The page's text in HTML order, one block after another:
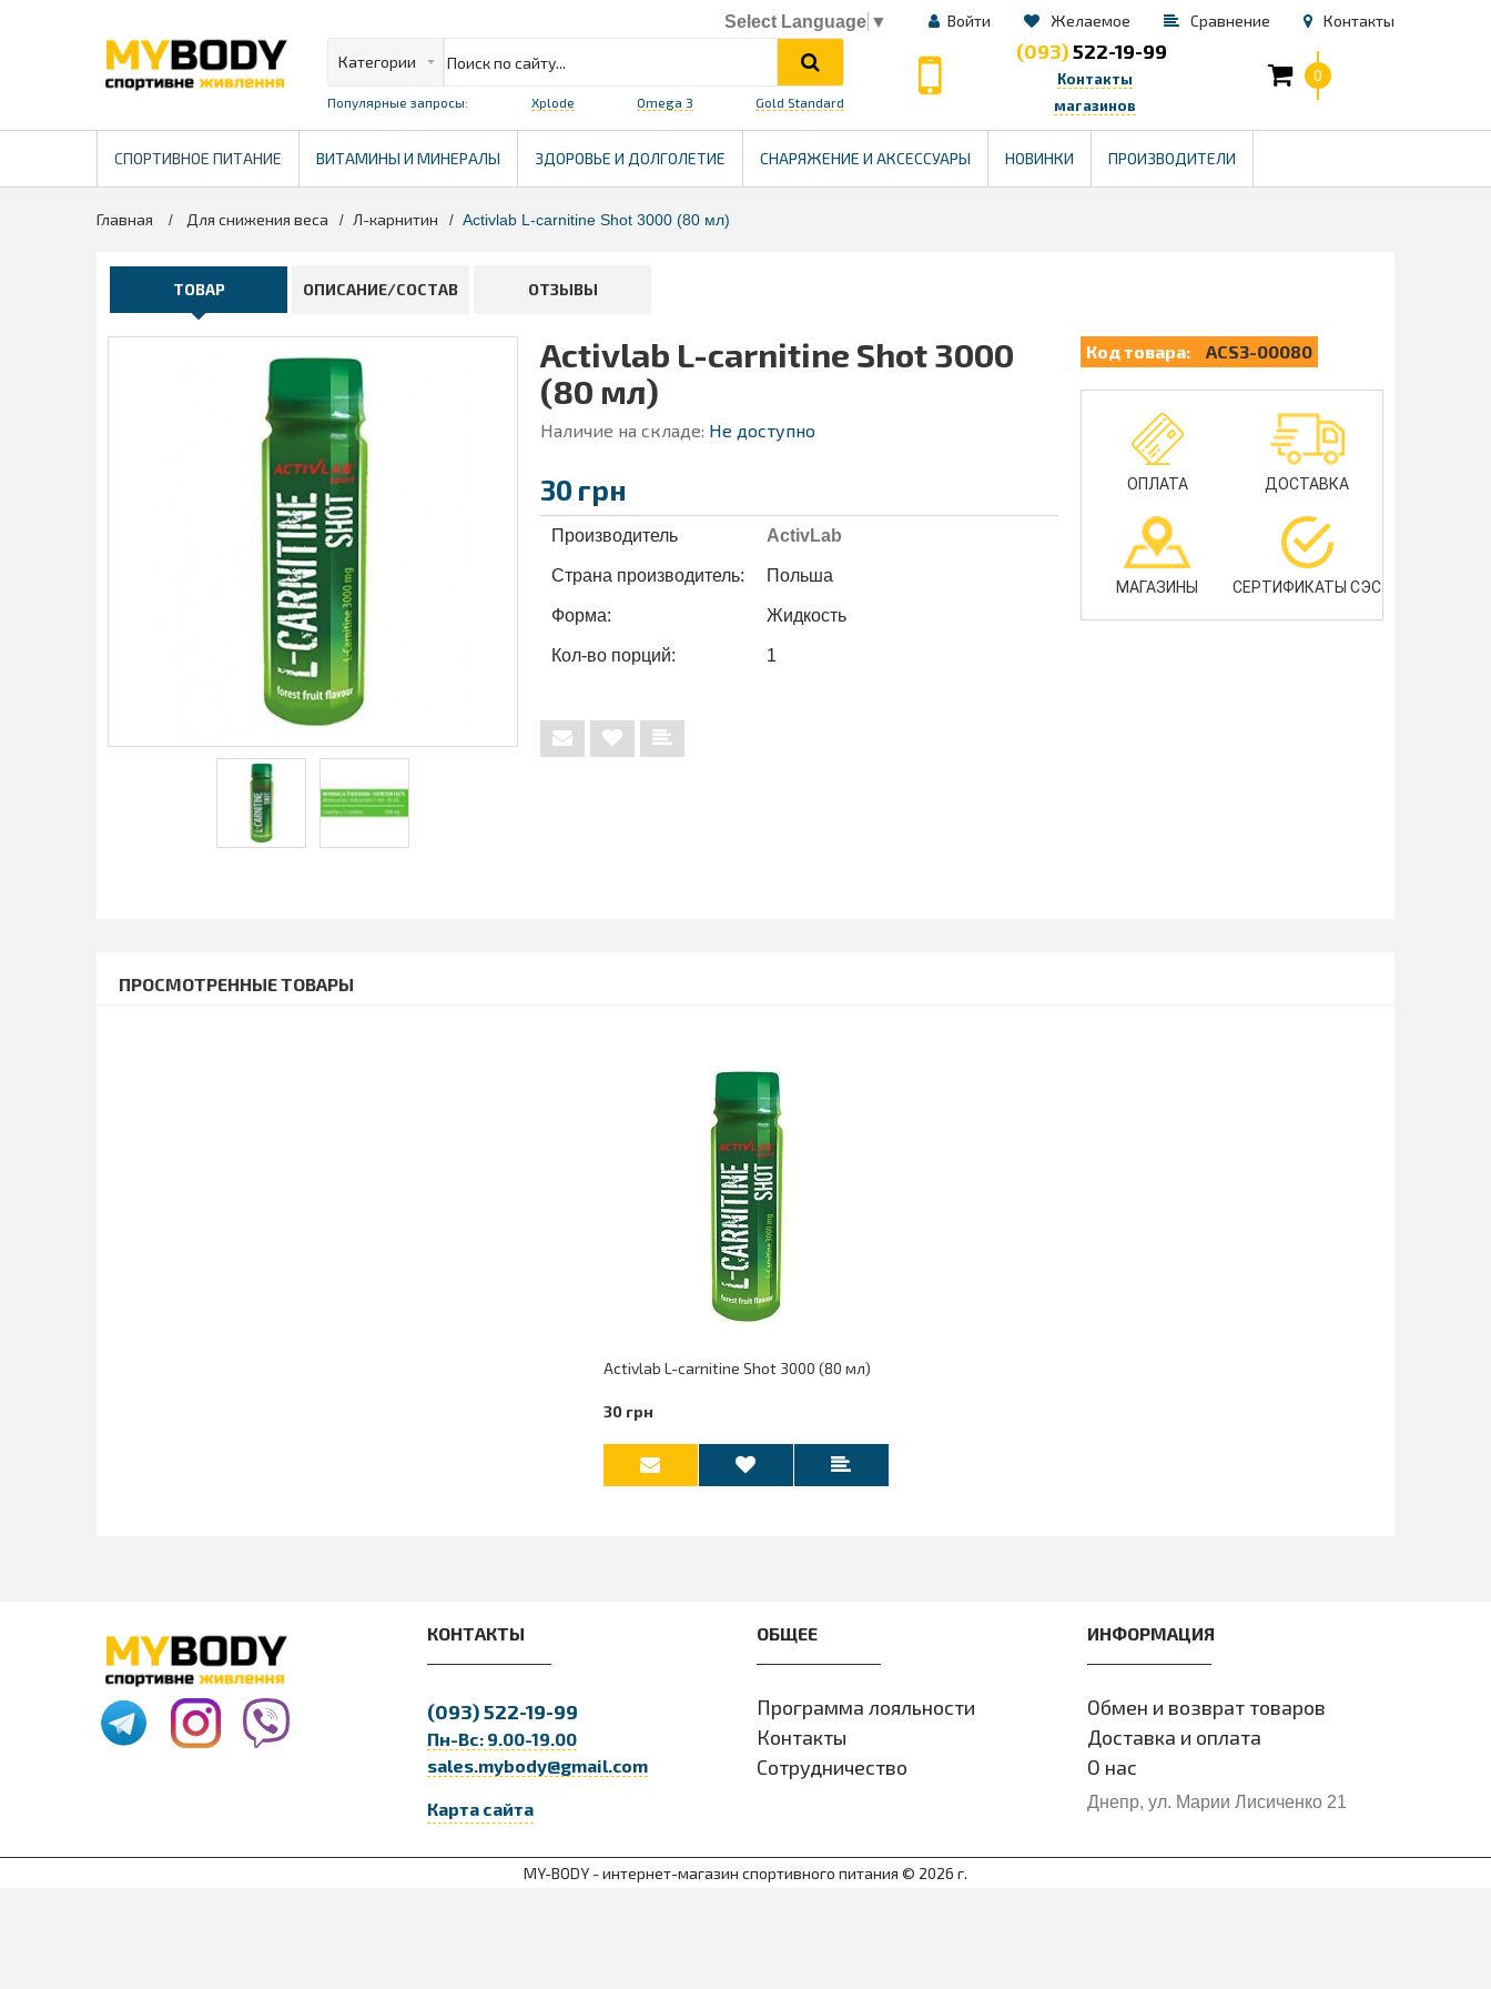
Select Language ▼ Войти Желаемое Сравнение Контакты
Популярные запросы: Xplode Omega 3 Gold Standard
(093)522-19-99
Контакты
магазинов
0
СПОРТИВНОЕ ПИТАНИЕ ВИТАМИНЫ И МИНЕРАЛЫ ЗДОРОВЬЕ И ДОЛГОЛЕТИЕ СНАРЯЖЕНИЕ И АКСЕССУАРЫ НОВИНКИ ПРОИЗВОДИТЕЛИ
Главная > Для снижения веса > Л-карнитин > Activlab L-carnitine Shot 3000 (80 мл)
ТОВАР ОПИСАНИЕ/СОСТАВ ОТЗЫВЫ
Activlab L-carnitine Shot 3000
(80 мл)
Наличие на складе: Не доступно
30 грн
Производитель ActivLab
Страна производитель: Польша
Форма: Жидкость
Кол-во порций: 1
Код товара: ACS3-00080
ОПЛАТА ДОСТАВКА
МАГАЗИНЫ СЕРТИФИКАТЫ СЭС
ПРОСМОТРЕННЫЕ ТОВАРЫ
Activlab L-carnitine Shot 3000 (80 мл)
30 грн
КОНТАКТЫ
(093)522-19-99
Пн-Вс: 9.00-19.00
sales.mybody@gmail.com
Карта сайта
ОБЩЕЕ
Программа лояльности
Контакты
Сотрудничество
ИНФОРМАЦИЯ
Обмен и возврат товаров
Доставка и оплата
О нас
Днепр, ул. Марии Лисиченко 21
MY-BODY - интернет-магазин спортивного питания © 2026 г.